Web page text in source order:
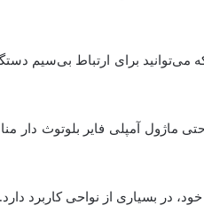
می‌توانید برای ارتباط بی‌سیم
ماژول آمپلی فایر بلوتوث دار
در بسیاری از نواحی کاربرد دارد.